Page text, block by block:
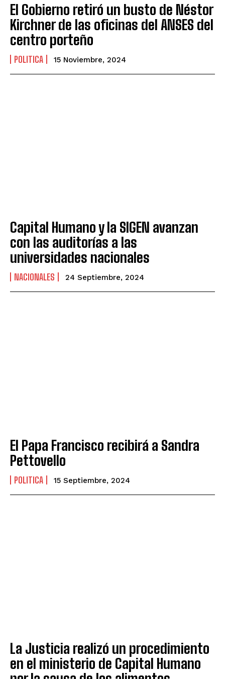
El Gobierno retiró un busto de Néstor
Kirchner de las oficinas del ANSES del
centro porteño
POLITICA 15 Noviembre, 2024
Capital Humano y la SIGEN avanzan
con las auditorías a las
universidades nacionales
NACIONALES 24 Septiembre, 2024
El Papa Francisco recibirá a Sandra
Pettovello
POLITICA 15 Septiembre, 2024
La Justicia realizó un procedimiento
en el ministerio de Capital Humano